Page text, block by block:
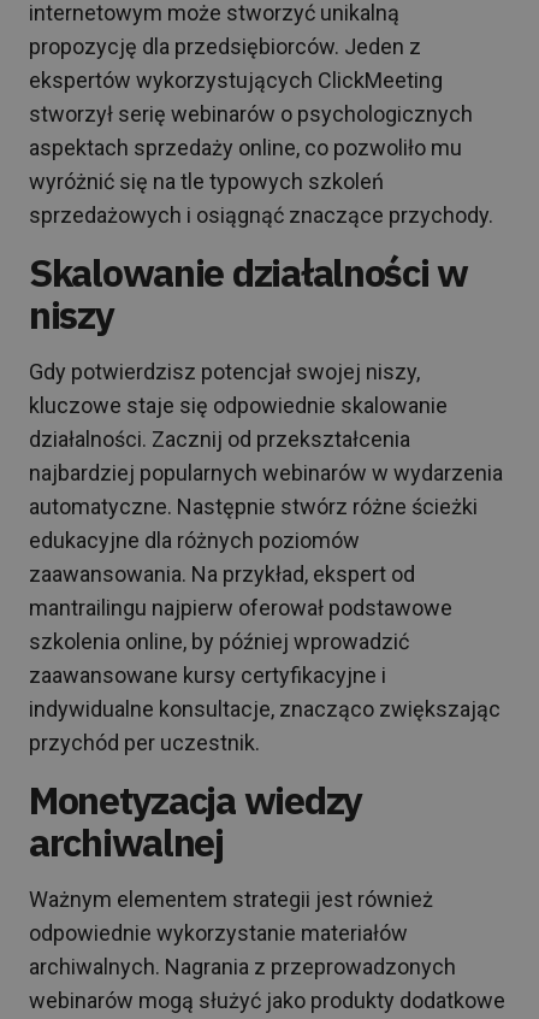
internetowym może stworzyć unikalną
propozycję dla przedsiębiorców. Jeden z
ekspertów wykorzystujących ClickMeeting
stworzył serię webinarów o psychologicznych
aspektach sprzedaży online, co pozwoliło mu
wyróżnić się na tle typowych szkoleń
sprzedażowych i osiągnąć znaczące przychody.
Skalowanie działalności w
niszy
Gdy potwierdzisz potencjał swojej niszy,
kluczowe staje się odpowiednie skalowanie
działalności. Zacznij od przekształcenia
najbardziej popularnych webinarów w wydarzenia
automatyczne. Następnie stwórz różne ścieżki
edukacyjne dla różnych poziomów
zaawansowania. Na przykład, ekspert od
mantrailingu najpierw oferował podstawowe
szkolenia online, by później wprowadzić
zaawansowane kursy certyfikacyjne i
indywidualne konsultacje, znacząco zwiększając
przychód per uczestnik.
Monetyzacja wiedzy
archiwalnej
Ważnym elementem strategii jest również
odpowiednie wykorzystanie materiałów
archiwalnych. Nagrania z przeprowadzonych
webinarów mogą służyć jako produkty dodatkowe